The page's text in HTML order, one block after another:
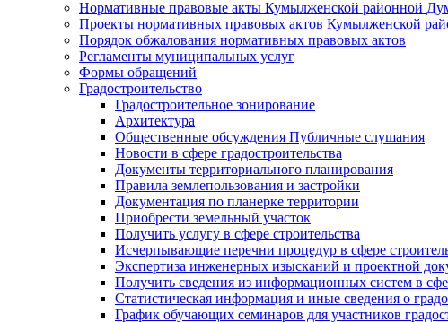
Нормативные правовые акты Кумылженской районной
Проекты нормативных правовых актов Кумылженской
Порядок обжалования нормативных правовых актов
Регламенты муниципальных услуг
Формы обращений
Градостроительство
Градостроительное зонирование
Архитектура
Общественные обсуждения Публичные слушания
Новости в сфере градостроительства
Документы территориального планирования
Правила землепользования и застройки
Документация по планерке территории
Приобрести земельный участок
Получить услугу в сфере строительства
Исчерпывающие перечни процедур в сфере
Экспертиза инженерных изысканий и проектной
Получить сведения из информационных систем в
Статистическая информация и иные сведения о
График обучающих семинаров для участников